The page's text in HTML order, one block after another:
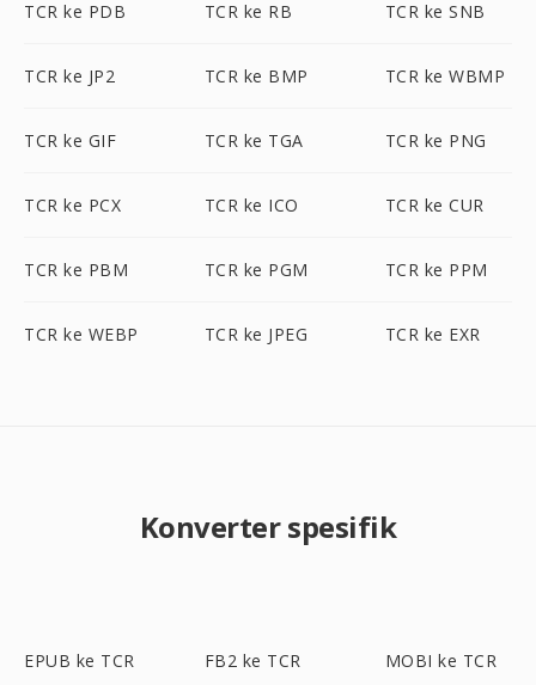
TCR ke PDB TCR ke RB TCR ke SNB
TCR ke JP2 TCR ke BMP TCR ke WBMP
TCR ke GIF TCR ke TGA TCR ke PNG
TCR ke PCX TCR ke ICO TCR ke CUR
TCR ke PBM TCR ke PGM TCR ke PPM
TCR ke WEBP TCR ke JPEG TCR ke EXR
Konverter spesifik
EPUB ke TCR FB2 ke TCR MOBI ke TCR